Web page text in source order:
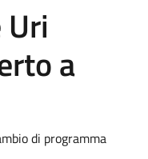
a
di programma